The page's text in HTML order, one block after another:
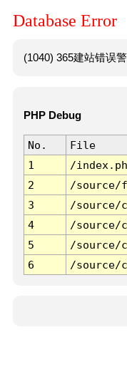
Database Error
(1040) 365建站错误
PHP Debug
No. File
1
/
2
/source/
3
/source/
4
/source/
5
/source/
6
/source/